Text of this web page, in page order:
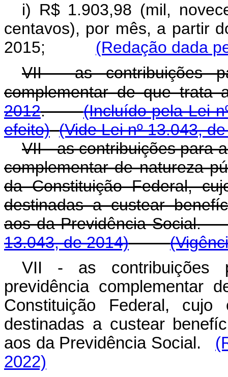
i) R$ 1.903,98 (mil,
centavos), por mês, a partir
2015; (Redação dada
VII - as contribuições
complementar de que trata
2012.(Incluído pela Lei
efeito) (Vide Lei nº 13.043,
VII - as contribuições para
complementar de natureza
da Constituição Federal,
destinadas a custear
aos da Previdência
13.043, de 2014)
VII - as contribuições
previdência
Constituição Federal,
destinadas a custear
aos da Previdência Social.
2022)